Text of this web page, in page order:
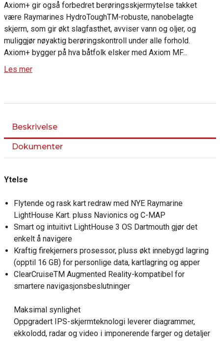
Axiom+ gir også forbedret berøringsskjermytelse takket
være Raymarines HydroToughTM-robuste, nanobelagte
skjerm, som gir økt slagfasthet, avviser vann og oljer, og
muliggjør nøyaktig berøringskontroll under alle forhold.
Axiom+ bygger på hva båtfolk elsker med Axiom MF...
Les mer
Beskrivelse
Dokumenter
Ytelse
Flytende og rask kart redraw med NYE Raymarine
LightHouse Kart. pluss Navionics og C-MAP
Smart og intuitivt LightHouse 3 OS Dartmouth gjør det
enkelt å navigere
Kraftig firekjerners prosessor, pluss økt innebygd lagring
(opptil 16 GB) for personlige data, kartlagring og apper
ClearCruiseTM Augmented Reality-kompatibel for
smartere navigasjonsbeslutninger
Maksimal synlighet
Oppgradert IPS-skjermteknologi leverer diagrammer,
ekkolodd, radar og video i imponerende farger og detaljer